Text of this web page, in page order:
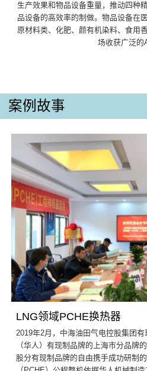
生产效果和物品设备重量，推动四种
品设备的高效率的制做。物品设备在
原材料类、化肥、颜有机染料、食用
场收获广泛的
案例故事
LNG领域PCHE换热器
2019年2月，中海油田气电控股集团
（华人）有现制品牌的上海市分品牌
股分有现制品牌的自由携手成功研制